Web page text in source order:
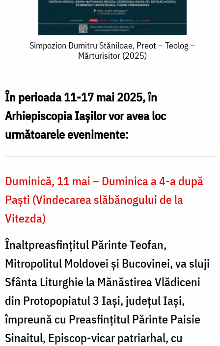
Simpozion
Preot
–
Teolog
(2025)
Simpozion Dumitru Stăniloae, Preot – Teolog –
Mărturisitor (2025)
În perioada 11-17 mai 2025, în
Arhiepiscopia Iașilor vor avea loc
următoarele evenimente:
Duminică, 11 mai – Duminica a 4-a după
Paști (Vindecarea slăbănogului de la
Vitezda)
Înaltpreasfințitul Părinte Teofan,
Mitropolitul Moldovei și Bucovinei, va sluji
Sfânta Liturghie la Mănăstirea Vlădiceni
din Protopopiatul 3 Iași, județul Iași,
împreună cu Preasfințitul Părinte Paisie
Sinaitul, Episcop-vicar patriarhal, cu